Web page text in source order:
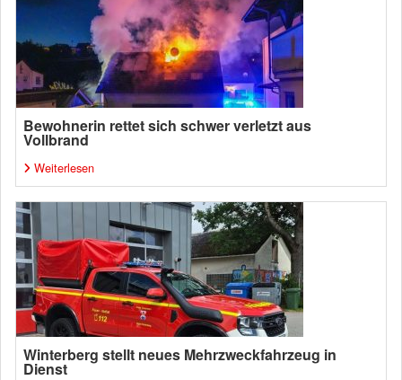
Bewohnerin rettet sich schwer verletzt aus
Vollbrand
Weiterlesen
Winterberg stellt neues Mehrzweckfahrzeug in
Dienst